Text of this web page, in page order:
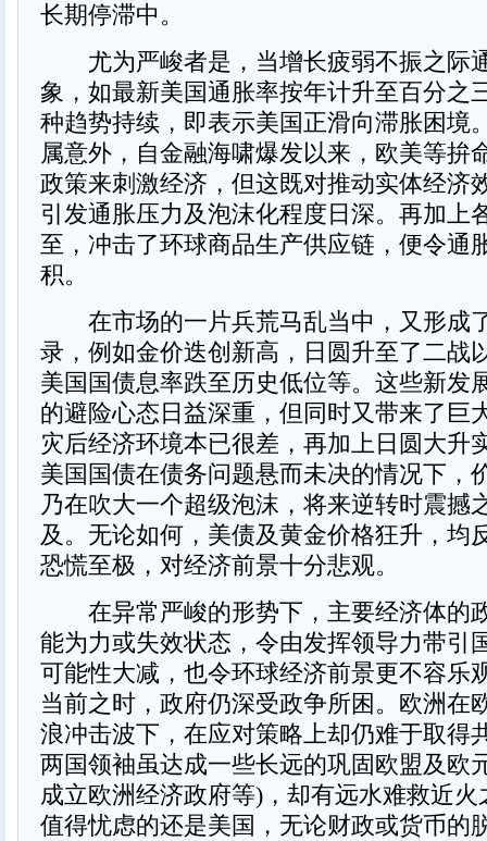
长期停滞中。
尤为严峻者是，当增长疲弱不振之际
象，如最新美国通胀率按年计升至百分之
种趋势持续，即表示美国正滑向滞胀困境
属意外，自金融海啸爆发以来，欧美等拚
政策来刺激经济，但这既对推动实体经济
引发通胀压力及泡沫化程度日深。再加上
至，冲击了环球商品生产供应链，便令通
积。
在市场的一片兵荒马乱当中，又形成
录，例如金价迭创新高，日圆升至了二战
美国国债息率跌至历史低位等。这些新发
的避险心态日益深重，但同时又带来了巨
灾后经济环境本已很差，再加上日圆大升
美国国债在债务问题悬而未决的情况下，
乃在吹大一个超级泡沫，将来逆转时震撼
及。无论如何，美债及黄金价格狂升，均
恐慌至极，对经济前景十分悲观。
在异常严峻的形势下，主要经济体的
能为力或失效状态，令由发挥领导力带引
可能性大减，也令环球经济前景更不容乐
当前之时，政府仍深受政争所困。欧洲在
浪冲击波下，在应对策略上却仍难于取得
两国领袖虽达成一些长远的巩固欧盟及欧
成立欧洲经济政府等)，却有远水难救近
值得忧虑的还是美国，无论财政或货币的